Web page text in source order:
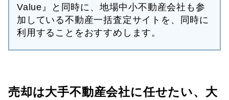
Value』と同時に、地場中小不動産会社も参
加している不動産一括査定サイトを、同時に
利用することをおすすめします。
売却は大手不動産会社に任せたい、大